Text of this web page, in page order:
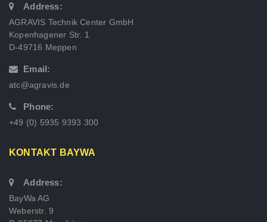
Address:
AGRAVIS Technik Center GmbH
Kopenhagener Str. 1
D-49716 Meppen
Email:
atc@agravis.de
Phone:
+49 (0) 5935 9393 300
KONTAKT BAYWA
Address:
BayWa AG
Weberstr. 9